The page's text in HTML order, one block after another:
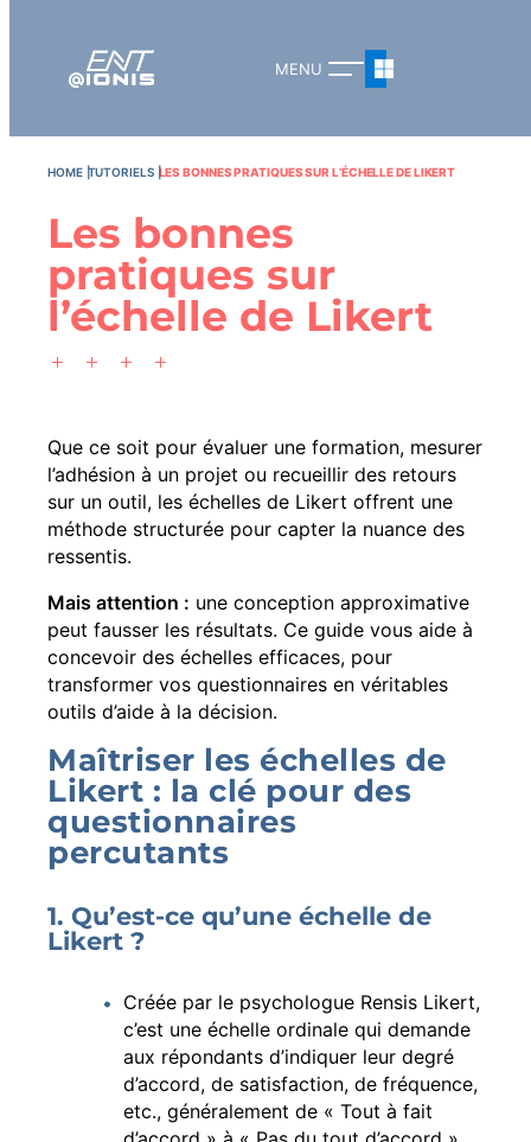
HOME TUTORIELS LES BONNES PRATIQUES SUR L’ÉCHELLE DE LIKERT
Les bonnes
pratiques sur
l’échelle de Likert
Que ce soit pour évaluer une formation, mesurer
l’adhésion à un projet ou recueillir des retours
sur un outil, les échelles de Likert offrent une
méthode structurée pour capter la nuance des
ressentis.
Mais attention : une conception approximative
peut fausser les résultats. Ce guide vous aide à
concevoir des échelles efficaces, pour
transformer vos questionnaires en véritables
outils d’aide à la décision.
Maîtriser les échelles de
Likert : la clé pour des
questionnaires
percutants
1. Qu’est-ce qu’une échelle de
Likert ?
Créée par le psychologue Rensis Likert,
c’est une échelle ordinale qui demande
aux répondants d’indiquer leur degré
d’accord, de satisfaction, de fréquence,
etc., généralement de « Tout à fait